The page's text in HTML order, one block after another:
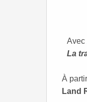
Avec
La
À
Land